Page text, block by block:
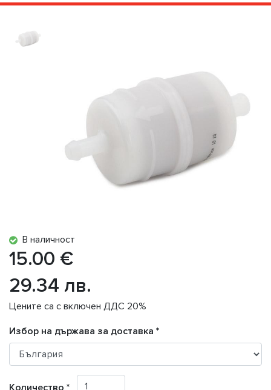
В наличност
15.00 €
29.34 лв.
Цените са с включен ДДС 20%
Избор на държава за доставка *